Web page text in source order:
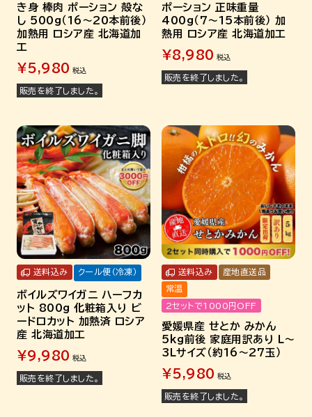
き身 棒肉 ポーション 殻な
し 500g（16～20本前後）
加熱用 ロシア産 北海道加
工
¥ 5,980 税込
販売を終了しました。
ポーション 正味重量
400g（7～15本前後） 加
熱用 ロシア産 北海道加工
¥8,980 税込
販売を終了しました。
ボイルズワイガニ ハーフカ
ット 800g 化粧箱入り ビ
ードロカット 加熱済 ロシア
産 北海道加工
送料込み クール便（冷凍）
¥9,980 税込
販売を終了しました。
愛媛県産 せとか みかん
5kg前後 家庭用訳あり L～
3Lサイズ（約16～27玉）
送料込み 産地直送品
常温
2セットで1000円OFF
¥ 5,980 税込
販売を終了しました。